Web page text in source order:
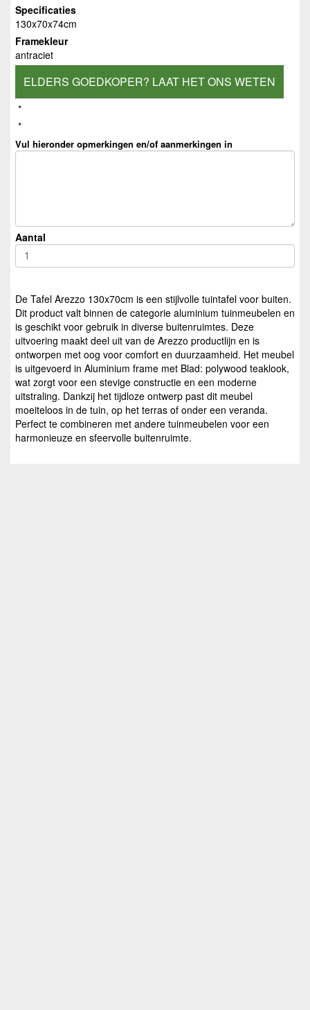
Specificaties
130x70x74cm
Framekleur
antraciet
ELDERS GOEDKOPER? LAAT HET ONS WETEN
*
*
Vul hieronder opmerkingen en/of aanmerkingen in
Aantal
De Tafel Arezzo 130x70cm is een stijlvolle tuintafel voor buiten.
Dit product valt binnen de categorie aluminium tuinmeubelen en
is geschikt voor gebruik in diverse buitenruimtes. Deze
uitvoering maakt deel uit van de Arezzo productlijn en is
ontworpen met oog voor comfort en duurzaamheid. Het meubel
is uitgevoerd in Aluminium frame met Blad: polywood teaklook,
wat zorgt voor een stevige constructie en een moderne
uitstraling. Dankzij het tijdloze ontwerp past dit meubel
moeiteloos in de tuin, op het terras of onder een veranda.
Perfect te combineren met andere tuinmeubelen voor een
harmonieuze en sfeervolle buitenruimte.